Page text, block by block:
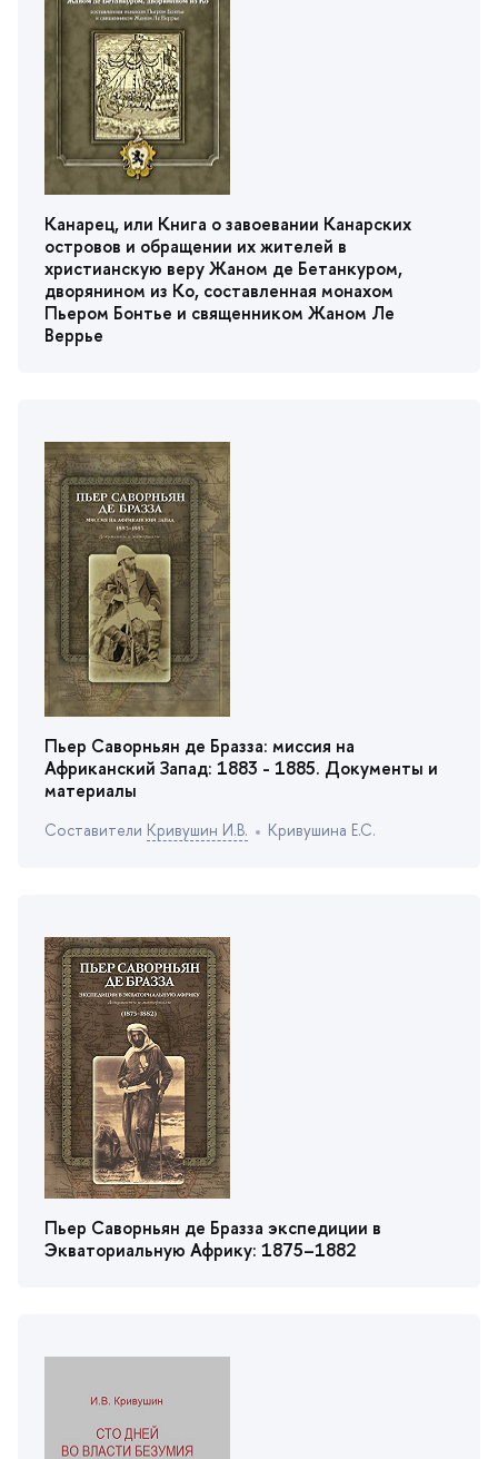
Канарец, или Книга о завоевании Канарских
островов и обращении их жителей
христианскую веру Жаном де Бетанкуром,
дворянином из Ко, составленная монахом
Пьером Бонтье и священником Жаном Ле
еррье
Пьер Саворньян де Бразза: миссия на
Африканский Запад: 1883 - 1885. Документы и
материалы
Cоставители Кривушин И.В. Кривушина Е.С.
Пьер Саворньян де Бразза экспедиции
Экваториальную Африку: 1875–1882